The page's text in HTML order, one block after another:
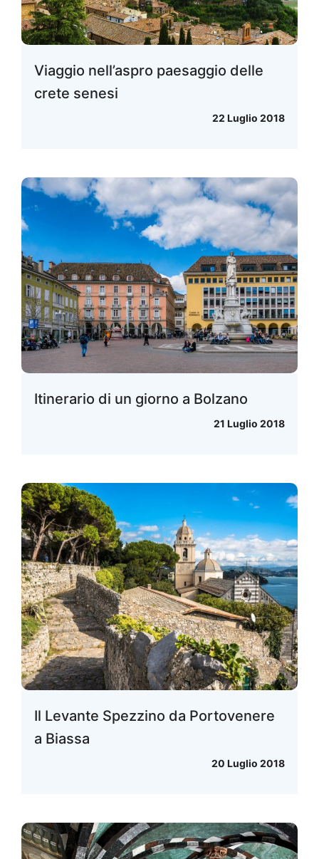
Viaggio nell’aspro paesaggio delle
crete senesi
22 Luglio 2018
Itinerario di un giorno a Bolzano
21 Luglio 2018
Il Levante Spezzino da Portovenere
a Biassa
20 Luglio 2018